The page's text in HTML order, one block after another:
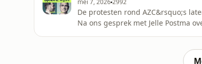
mei 7, 20262992
De protesten rond AZC&rsquo;s
Na ons gesprek met Jelle Postma